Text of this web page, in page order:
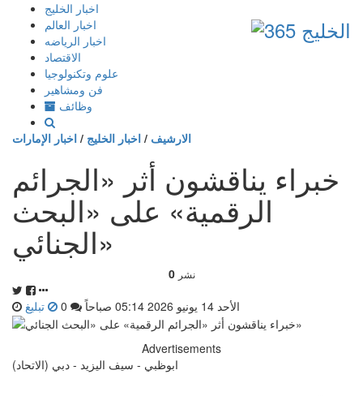
إذهب
المحتوى
اخبار الخليج
اخبار العالم
اخبار الرياضه
الاقتصاد
علوم وتكنولوجيا
فن ومشاهير
وظائف
الارشيف / اخبار الخليج / اخبار الإمارات
خبراء يناقشون أثر «الجرائم
الرقمية» على «البحث
الجنائي»
0 نشر
الأحد 14 يونيو 2026 05:14 صباحاً تبليغ
Advertisements
ابوظبي - سيف اليزيد - دبي (الاتحاد)